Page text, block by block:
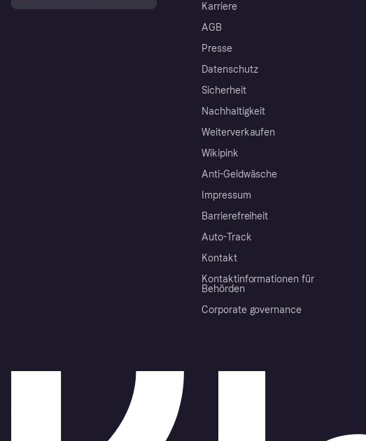
Karriere
AGB
Presse
Datenschutz
Sicherheit
Nachhaltigkeit
Weiterverkaufen
Wikipink
Anti-Geldwäsche
Impressum
Barrierefreiheit
Auto-Track
Kontakt
Kontaktinformationen für
Behörden
Corporate governance